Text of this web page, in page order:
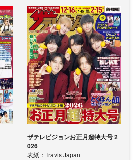
ザテレビジョンお正月超特大号 2
026
表紙：Travis Japan